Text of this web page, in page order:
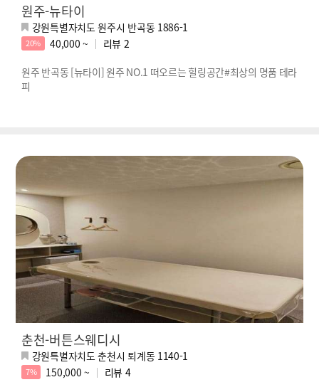
원주-뉴타이
강원특별자치도 원주시 반곡동 1886-1
20% 40,000 ~ 리뷰 2
원주 반곡동 [뉴타이] 원주 NO.1 떠오르는 힐링공간#최상의 명품 테라
피
춘천-버튼스웨디시
강원특별자치도 춘천시 퇴계동 1140-1
7% 150,000 ~ 리뷰 4